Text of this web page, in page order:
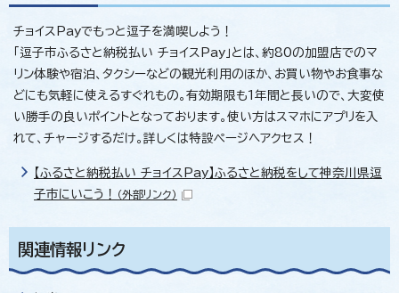
チョイスPayでもっと逗子を満喫しよう！
「逗子市ふるさと納税払い チョイスPay」とは、約80の加盟店でのマ
リン体験や宿泊、タクシーなどの観光利用のほか、お買い物やお食事な
どにも気軽に使えるすぐれもの。有効期限も1年間と長いので、大変使
い勝手の良いポイントとなっております。使い方はスマホにアプリを入
れて、チャージするだけ。詳しくは特設ページへアクセス！
【ふるさと納税払い チョイスPay】ふるさと納税をして神奈川県逗
子市にいこう！
（外部リンク）
関連情報リンク